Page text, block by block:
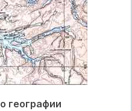
географии